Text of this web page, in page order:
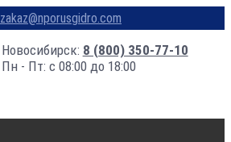
zakaz@nporusgidro.com
Новосибирск: 8 (800) 350-77-10
Пн - Пт: с 08:00 до 18:00